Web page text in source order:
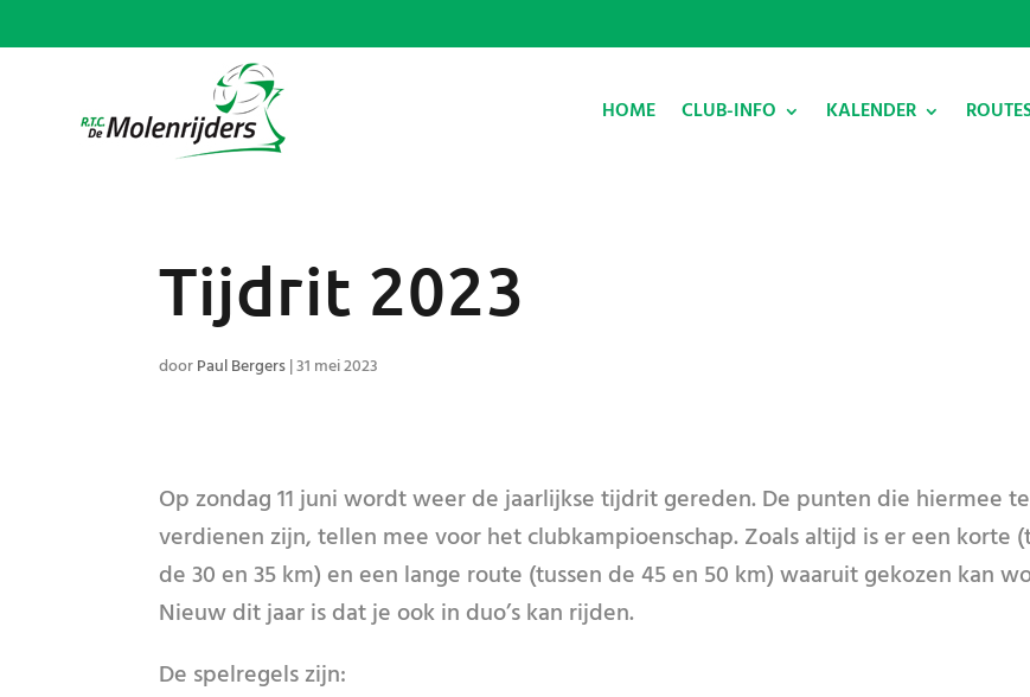
HOME CLUB-INFO KALENDER
Tijdrit 2023
doorPaul Bergers|31 mei 2023
Op zondag 11 juni wordt weer de jaarlijkse tijdrit gereden. De punten die hiermee te
verdienen zijn, tellen mee voor het clubkampioenschap. Zoals altijd is er een korte
de 30 en 35 km) en een lange route (tussen de 45 en 50 km) waaruit gekozen kan
Nieuw dit jaar is dat je ook in duo’s kan rijden.
De spelregels zijn: